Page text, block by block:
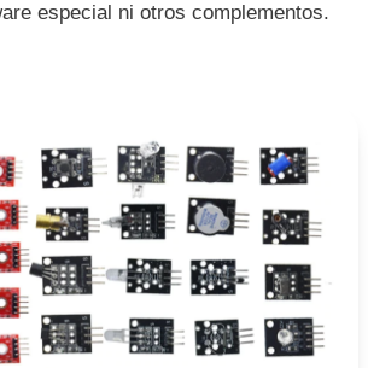
especial ni otros complementos.